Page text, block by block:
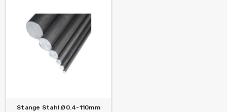
Stange Stahl Ø0.4-110mm